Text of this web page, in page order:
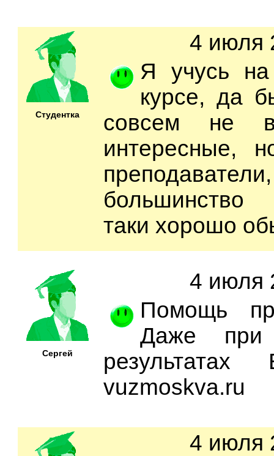
Студентка
4 июля
Я учусь
курсе, да
совсем не
интересные,
большинство
таки хорошо
Сергей
4 июля
Помощь
Даже при
vuzmoskva.ru
4 июля